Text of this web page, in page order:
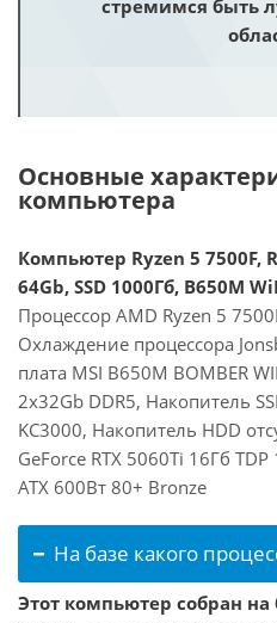
стремимся быть
Основные
компьютера
Компьютер Ryzen 5 7500F,
64Gb, SSD 1000Гб, B650M
Процессор AMD Ryzen 5
Охлаждение процессора
плата MSI B650M BOMBER
2x32Gb DDR5, Накопитель
KC3000, Накопитель HDD
GeForce RTX 5060Ti 16Гб
ATX 600Вт 80+ Bronze
На базе какого
Этот компьютер собран на